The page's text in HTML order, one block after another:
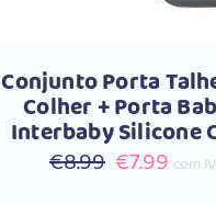
Conjunto Porta
Colher + Porta
Interbaby Silicone
€8.99 O
€7.99Ocom